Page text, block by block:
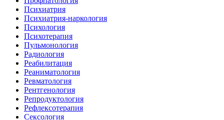
Психиатрия
Психиатрия-наркология
Психология
Психотерапия
Пульмонология
Радиология
Реабилитация
Реаниматология
Ревматология
Рентгенология
Репродуктология
Рефлексотерапия
Сексология